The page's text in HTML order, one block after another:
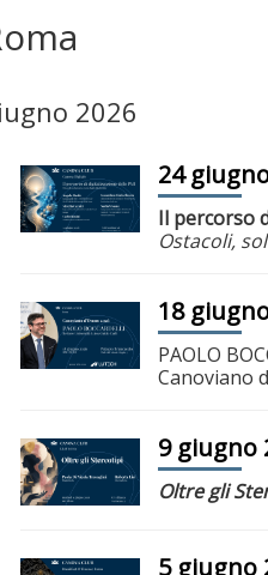
2026
24
Il percorso
Ostacoli,
18
PAOLO
Canoviano
9 giugno
Oltre gli
5 giugno